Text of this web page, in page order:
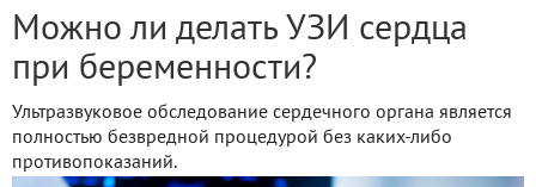
Можно ли делать УЗИ сердца
при беременности?
Ультразвуковое обследование сердечного органа является
полностью безвредной процедурой без каких-либо
противопоказаний.